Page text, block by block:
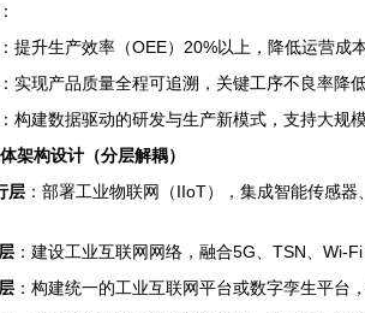
：
：提升生产效率（OEE）20%以上，降低运营成
：实现产品质量全程可追溯，关键工序不良率降低
：构建数据驱动的研发与生产新模式，支持大规
架构设计（分层解耦）
层 ：部署工业物联网（IIoT），集成智能传感
：建设工业互联网网络，融合5G、TSN、Wi-
：构建统一的工业互联网平台或数字孪生平台